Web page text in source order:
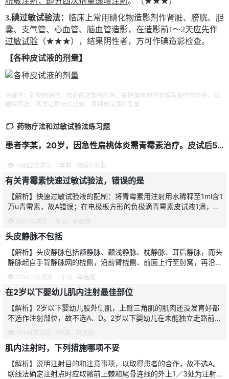
3.碘过敏试验法：
临床上常用碘化物造影剂作肾脏、膀胱、胆
囊、支气管、心血管、脑血管造影， 在造影前1～2天应先作
过敏试验 （★★★），结果阴性者，方可作碘造影检查。
【各种皮试液的剂量】
关键字：药物的保管、给药的次数和时间、医院常用的外文缩写及中文译意、口
服给药法、各类注射法的比较、各种皮试液的剂量
药物疗法和过敏试验法练习题
患者李某，20岁，因急性扁桃体炎需青霉素治疗。皮试后5min患者出现胸闷、气急、皮肤瘙痒、面色苍白、脉搏细弱、血压下降、烦躁不安
14882次浏览 · 1年前 · 阅读分析题
有关青霉素快速过敏试验法，错误的是
【解析】快速过敏试验液的配制：将青霉素用注射用水稀释至1ml含1
万u青霉素，故A错误；在电极板方形的负极滴青霉素皮试液1滴，中
间圆形正极滴注射用水1滴，另一圆形正极滴0．25％普鲁卡因试验
液一滴，是正
7891次浏览 · 1年前 · 单选题
头皮静脉不包括
【解析】头皮静脉包括额静脉、颞浅静脉、枕静脉、耳后静脉，而头
静脉起自手背静脉网的桡侧，沿前臂桡侧、前面上行至肘窝，再沿肱
二头肌外侧沟上行，经三角胸大肌间沟，穿深筋膜注入腋静脉或锁骨
下静脉。故本题选C。
10543次浏览 · 1年前 · 单选题
在2岁以下婴幼儿肌内注射最佳部位
【解析】2岁以下婴幼儿股外侧肌，上臂三角肌的肌肉还没发育好都
不选作注射部位，故不选A、D。2岁以下婴幼儿在未能独立走路前，
其臀部肌肉一般发育不好，又因有损伤骨神经的危险，故一般不选臀
大肌，故不选B。宜
10114次浏览 · 1年前 · 单选题
肌内注射时，下列措施哪项不妥
【解析】说明注射目的和注意事项，以取得患者的合作，故不选A。
联线法确定注射点时应取髂前上棘和尾骨连线的外上1／3处为注射部